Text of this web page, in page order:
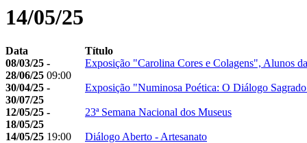
14/05/25
Data
Título
08/03/25 -
28/06/25 09:00
Exposição "Carolina Cores e Colagens", Alunos
30/04/25 -
30/07/25
Exposição "Numinosa Poética: O Diálogo
12/05/25 -
18/05/25
23ª Semana Nacional dos Museus
14/05/25 19:00 Diálogo Aberto - Artesanato